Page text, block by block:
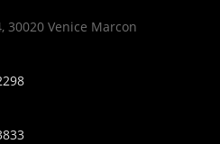
30020 Venice Marcon